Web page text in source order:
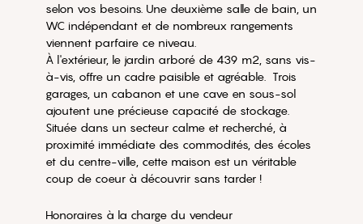
selon vos besoins. Une deuxième salle de bain, un
WC indépendant et de nombreux rangements
viennent parfaire ce niveau.
À l'extérieur, le jardin arboré de 439 m2, sans vis-
à-vis, offre un cadre paisible et agréable. Trois
garages, un cabanon et une cave en sous-sol
ajoutent une précieuse capacité de stockage.
Située dans un secteur calme et recherché, à
proximité immédiate des commodités, des écoles
et du centre-ville, cette maison est un véritable
coup de coeur à découvrir sans tarder !
Honoraires à la charge du vendeur